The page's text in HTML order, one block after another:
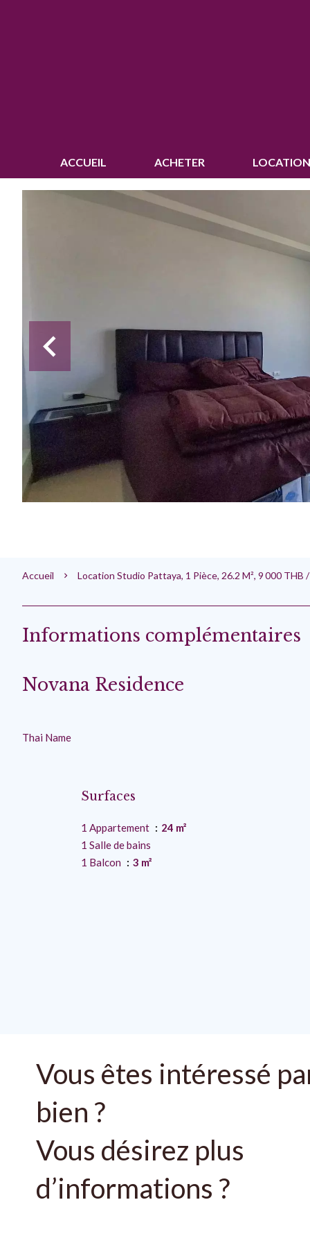
ACCUEIL ACHETER
Accueil Location Studio Pattaya, 1 Pièce, 26.2 M², 9 000 THB
Informations complémentaires
Novana Residence
Thai Name
Surfaces
1 Appartement
24 m²
1 Salle de bains
1 Balcon
3 m²
Vous êtes intéressé
bien ?
Vous désirez plus
d’informations ?